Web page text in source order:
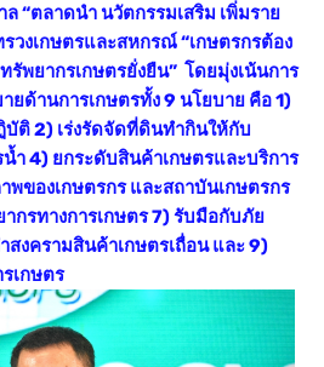
“ตลาดนำ นวัตกรรมเสริม เพิ่มราย
วงเกษตรและสหกรณ์ “เกษตรกรต้อง
รัพยากรเกษตรยั่งยืน” โดยมุ่งเน้นการ
ยด้านการเกษตรทั้ง 9 นโยบาย คือ 1)
บัติ 2) เร่งรัดจัดที่ดินทำกินให้กับ
ำ 4) ยกระดับสินค้าเกษตรและบริการ
ของเกษตรกร และสถาบันเกษตรกร
กรทางการเกษตร 7) รับมือกับภัย
งครามสินค้าเกษตรเถื่อน และ 9)
เกษตร